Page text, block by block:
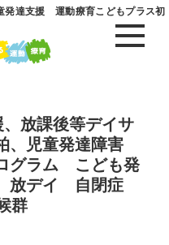
発達支援 運動療育こどもプラス初
放課後等デイサ
、児童発達障害
グラム こども発
放デイ 自閉症
群